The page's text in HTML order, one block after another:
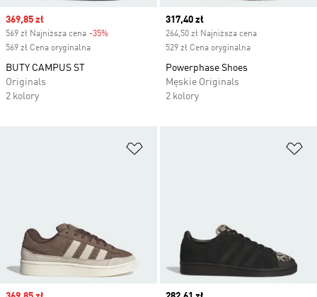
Sale price
369,85 zł
569 zł Najniższa cena -35%
569 zł Cena oryginalna
BUTY CAMPUS ST
Originals
2 kolory
Current price
317,40 zł
264,50 zł Najniższa cena
529 zł Cena oryginalna
Powerphase Shoes
Męskie Originals
2 kolory